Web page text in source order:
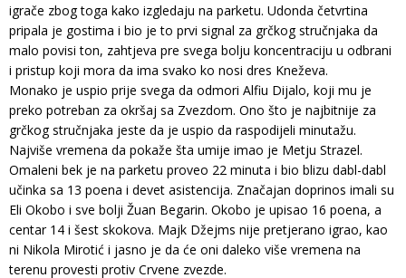
igrače zbog toga kako izgledaju na parketu. Udonda četvrtina
pripala je gostima i bio je to prvi signal za grčkog stručnjaka da
malo povisi ton, zahtjeva pre svega bolju koncentraciju u odbrani
i pristup koji mora da ima svako ko nosi dres Kneževa.
Monako je uspio prije svega da odmori Alfiu Dijalo, koji mu je
preko potreban za okršaj sa Zvezdom. Ono što je najbitnije za
grčkog stručnjaka jeste da je uspio da raspodijeli minutažu.
Najviše vremena da pokaže šta umije imao je Metju Strazel.
Omaleni bek je na parketu proveo 22 minuta i bio blizu dabl-dabl
učinka sa 13 poena i devet asistencija. Značajan doprinos imali su
Eli Okobo i sve bolji Žuan Begarin. Okobo je upisao 16 poena, a
centar 14 i šest skokova. Majk Džejms nije pretjerano igrao, kao
ni Nikola Mirotić i jasno je da će oni daleko više vremena na
terenu provesti protiv Crvene zvezde.